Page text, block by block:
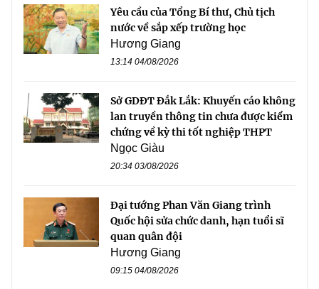
Yêu cầu của Tổng Bí thư, Chủ tịch
nước về sắp xếp trường học
Hương Giang
13:14 04/08/2026
Sở GDĐT Đắk Lắk: Khuyến cáo không
lan truyền thông tin chưa được kiểm
chứng về kỳ thi tốt nghiệp THPT
Ngọc Giàu
20:34 03/08/2026
Đại tướng Phan Văn Giang trình
Quốc hội sửa chức danh, hạn tuổi sĩ
quan quân đội
Hương Giang
09:15 04/08/2026